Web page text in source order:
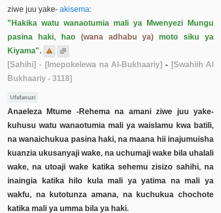
ziwe juu yake- akisema:
"Hakika watu wanaotumia mali ya Mwenyezi Mungu
pasina haki, hao (wana adhabu ya) moto siku ya
Kiyama".
[Sahihi] - [Imepokelewa na Al-Bukhaariy] - [Swahiih Al
Bukhaariy - 3118]
Ufafanuzi
Anaeleza Mtume -Rehema na amani ziwe juu yake-
kuhusu watu wanaotumia mali ya waislamu kwa batili,
na wanaichukua pasina haki, na maana hii inajumuisha
kuanzia ukusanyaji wake, na uchumaji wake bila uhalali
wake, na utoaji wake katika sehemu zisizo sahihi, na
inaingia katika hilo kula mali ya yatima na mali ya
wakfu, na kutotunza amana, na kuchukua chochote
katika mali ya umma bila ya haki.